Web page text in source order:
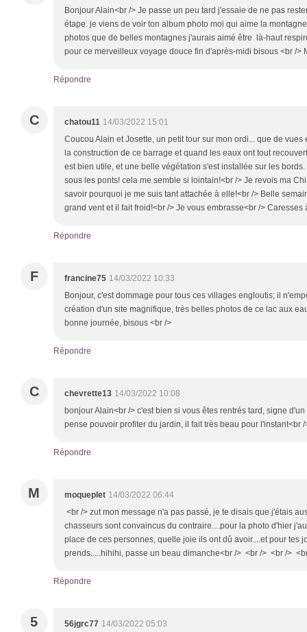
Bonjour Alain<br /> Je passe un peu tard j'essaie de ne pas
étape. je viens de voir ton album photo moi qui aime la
photos que de belles montagnes j'aurais aimé être là-haut
pour ce merveilleux voyage douce fin d'après-midi bisous <br />
Répondre
C chatou11 14/03/2022 15:01
Coucou Alain et Josette, un petit tour sur mon ordi... que de
la construction de ce barrage et quand les eaux ont tout
est bien utile, et une belle végétation s'est installée sur les
sous les ponts! cela me semble si lointain!<br /> Je revois ma
savoir pourquoi je me suis tant attachée à elle!<br /> Belle
grand vent et il fait froid!<br /> Je vous embrasse<br /> Caresses
Répondre
F francine75 14/03/2022 10:33
Bonjour, c'est dommage pour tous ces villages engloutis; il
création d'un site magnifique, très belles photos de ce lac aux
bonne journée, bisous <br />
Répondre
C chevrette13 14/03/2022 10:08
bonjour Alain<br /> c'est bien si vous êtes rentrés tard, signe
pense pouvoir profiter du jardin, il fait très beau pour l'instant<br
Répondre
M moqueplet 14/03/2022 06:44
<br /> zut mon message n'a pas passé, je te disais que j'étais
chasseurs sont convaincus du contraire....pour la photo d'hier
place de ces personnes, quelle joie ils ont dû avoir....et pour tes
prends.....hihihi, passe un beau dimanche<br /> <br /> <br />
Répondre
5 56jgrc77 14/03/2022 05:03